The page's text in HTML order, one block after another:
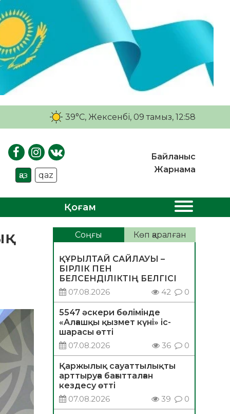
39°C, Жексенбі, 09 тамыз, 12:58
қаз qaz
Байланыс
Жарнама
Қоғам
Соңғы Көп қаралған
ҚҰРЫЛТАЙ САЙЛАУЫ –
БІРЛІК ПЕН
БЕЛСЕНДІЛІКТІҢ БЕЛГІСІ
07.08.2026
42 0
5547 әскери бөлімінде
«Алғашқы қызмет күні» іс-
шарасы өтті
07.08.2026
36 0
Қаржылық сауаттылықты
арттыруға бағытталған
кездесу өтті
07.08.2026
39 0